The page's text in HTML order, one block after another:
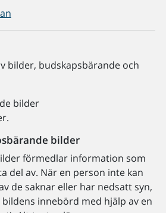
bilder, budskapsbärande och
bilder
bilder
förmedlar information som
del av. När en person inte kan
de saknar eller har nedsatt syn,
innebörd med hjälp av en